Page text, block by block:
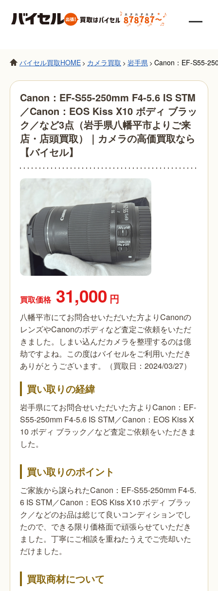
バイセル買取HOME > カメラ買取 > 岩手県 > Canon：EF-S55-
Canon：EF-S55-250mm F4-5.6 IS STM
／Canon：EOS Kiss X10 ボディ ブラッ
ク／など3点（岩手県八幡平市よりご来
店・店頭買取）｜カメラの高価買取なら
【バイセル】
買取価格 31,000 円
八幡平市にてお問合せいただいた方よりCanonの
レンズやCanonのボディなど査定ご依頼をいただ
きました。しまい込んだカメラを整理するのは億
劫ですよね。この度はバイセルをご利用いただき
ありがとうございます。（買取日：2024/03/27）
買い取りの経緯
岩手県にてお問合せいただいた方よりCanon：EF-
S55-250mm F4-5.6 IS STM／Canon：EOS Kiss X
10 ボディ ブラック／など査定ご依頼をいただきま
した。
買い取りのポイント
ご家族から譲られたCanon：EF-S55-250mm F4-5.
6 IS STM／Canon：EOS Kiss X10 ボディ ブラッ
ク／などのお品は総じて良いコンディションでし
たので、できる限り価格面で頑張らせていただき
ました。丁寧にご相談を重ねたうえでご売却いた
だけました。
買取商材について